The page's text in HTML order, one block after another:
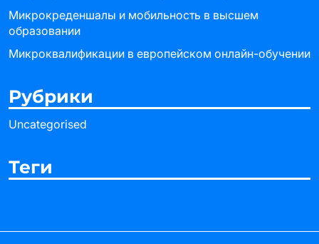
Микрокреденшалы и мобильность в высшем
образовании
Микроквалификации в европейском онлайн-обучении
Рубрики
Uncategorised
Теги